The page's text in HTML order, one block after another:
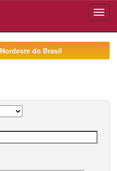
do Brasil